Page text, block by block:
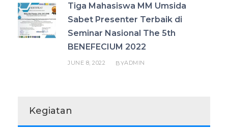
Tiga Mahasiswa MM Umsida
Sabet Presenter Terbaik di
Seminar Nasional The 5th
BENEFECIUM 2022
JUNE 8, 2022 BYADMIN
Kegiatan